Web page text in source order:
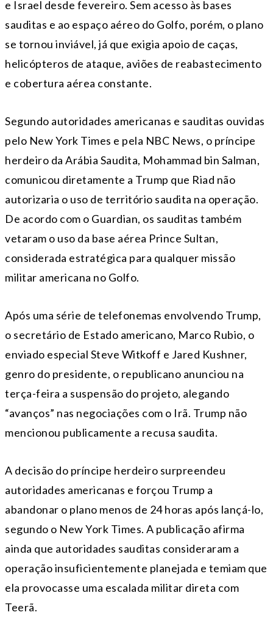
e Israel desde fevereiro. Sem acesso às bases
sauditas e ao espaço aéreo do Golfo, porém, o plano
se tornou inviável, já que exigia apoio de caças,
helicópteros de ataque, aviões de reabastecimento
e cobertura aérea constante.
Segundo autoridades americanas e sauditas ouvidas
pelo New York Times e pela NBC News, o príncipe
herdeiro da Arábia Saudita, Mohammad bin Salman,
comunicou diretamente a Trump que Riad não
autorizaria o uso de território saudita na operação.
De acordo com o Guardian, os sauditas também
vetaram o uso da base aérea Prince Sultan,
considerada estratégica para qualquer missão
militar americana no Golfo.
Após uma série de telefonemas envolvendo Trump,
o secretário de Estado americano, Marco Rubio, o
enviado especial Steve Witkoff e Jared Kushner,
genro do presidente, o republicano anunciou na
terça-feira a suspensão do projeto, alegando
“avanços” nas negociações com o Irã. Trump não
mencionou publicamente a recusa saudita.
A decisão do príncipe herdeiro surpreendeu
autoridades americanas e forçou Trump a
abandonar o plano menos de 24 horas após lançá-lo,
segundo o New York Times. A publicação afirma
ainda que autoridades sauditas consideraram a
operação insuficientemente planejada e temiam que
ela provocasse uma escalada militar direta com
Teerã.